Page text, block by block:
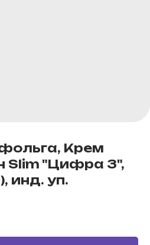
Крем
Slim "Цифра 3",
инд. уп.